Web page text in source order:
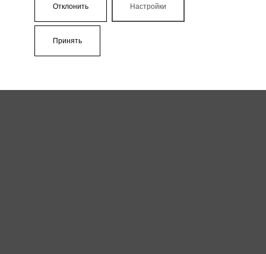
Принять
Отклонить Настройки